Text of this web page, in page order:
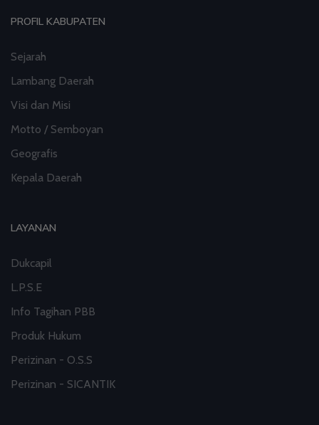
PROFIL KABUPATEN
Sejarah
Lambang Daerah
Visi dan Misi
Motto / Semboyan
Geografis
Kepala Daerah
LAYANAN
Dukcapil
L.P.S.E
Info Tagihan PBB
Produk Hukum
Perizinan - O.S.S
Perizinan - SICANTIK